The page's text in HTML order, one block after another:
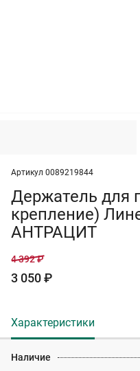
Артикул 0089219844
Держатель для
крепление)
АНТРАЦИТ
4 392 ₽
3 050 ₽
Характеристики
Наличие